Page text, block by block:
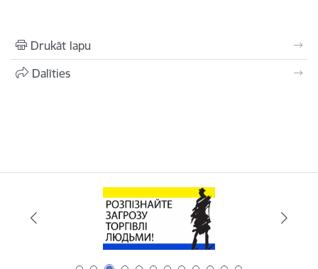
Drukāt lapu
Dalīties